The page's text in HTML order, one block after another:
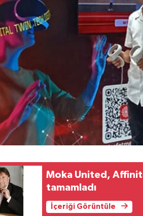
Moka United,
tamamladı
İçeriği Görüntüle